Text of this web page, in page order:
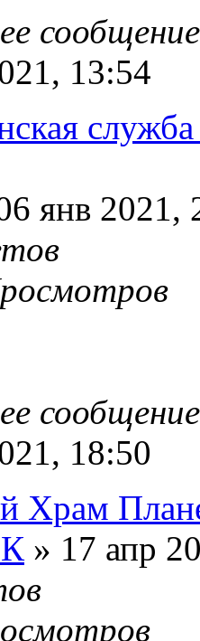
13:54
янв 2021,
18:50
Храм
» 17 апр